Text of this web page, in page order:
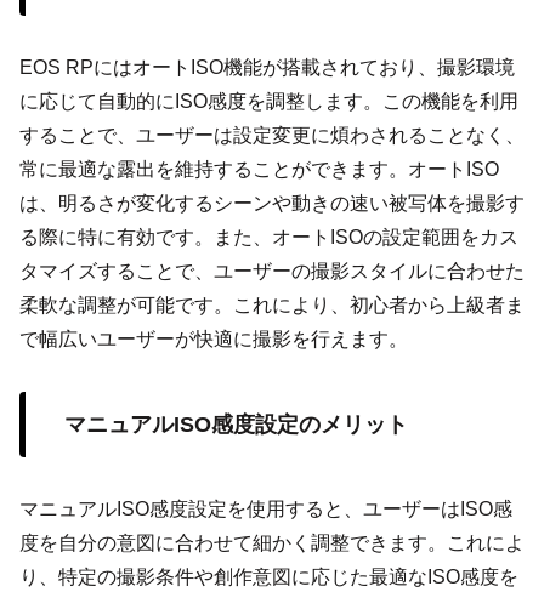
EOS RPにはオートISO機能が搭載されており、撮影環境
に応じて自動的にISO感度を調整します。この機能を利用
することで、ユーザーは設定変更に煩わされることなく、
常に最適な露出を維持することができます。オートISO
は、明るさが変化するシーンや動きの速い被写体を撮影す
る際に特に有効です。また、オートISOの設定範囲をカス
タマイズすることで、ユーザーの撮影スタイルに合わせた
柔軟な調整が可能です。これにより、初心者から上級者ま
で幅広いユーザーが快適に撮影を行えます。
マニュアルISO感度設定のメリット
マニュアルISO感度設定を使用すると、ユーザーはISO感
度を自分の意図に合わせて細かく調整できます。これによ
り、特定の撮影条件や創作意図に応じた最適なISO感度を